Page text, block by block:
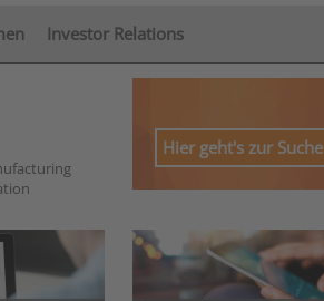
Investor Relations
Hier geht's zur Suche